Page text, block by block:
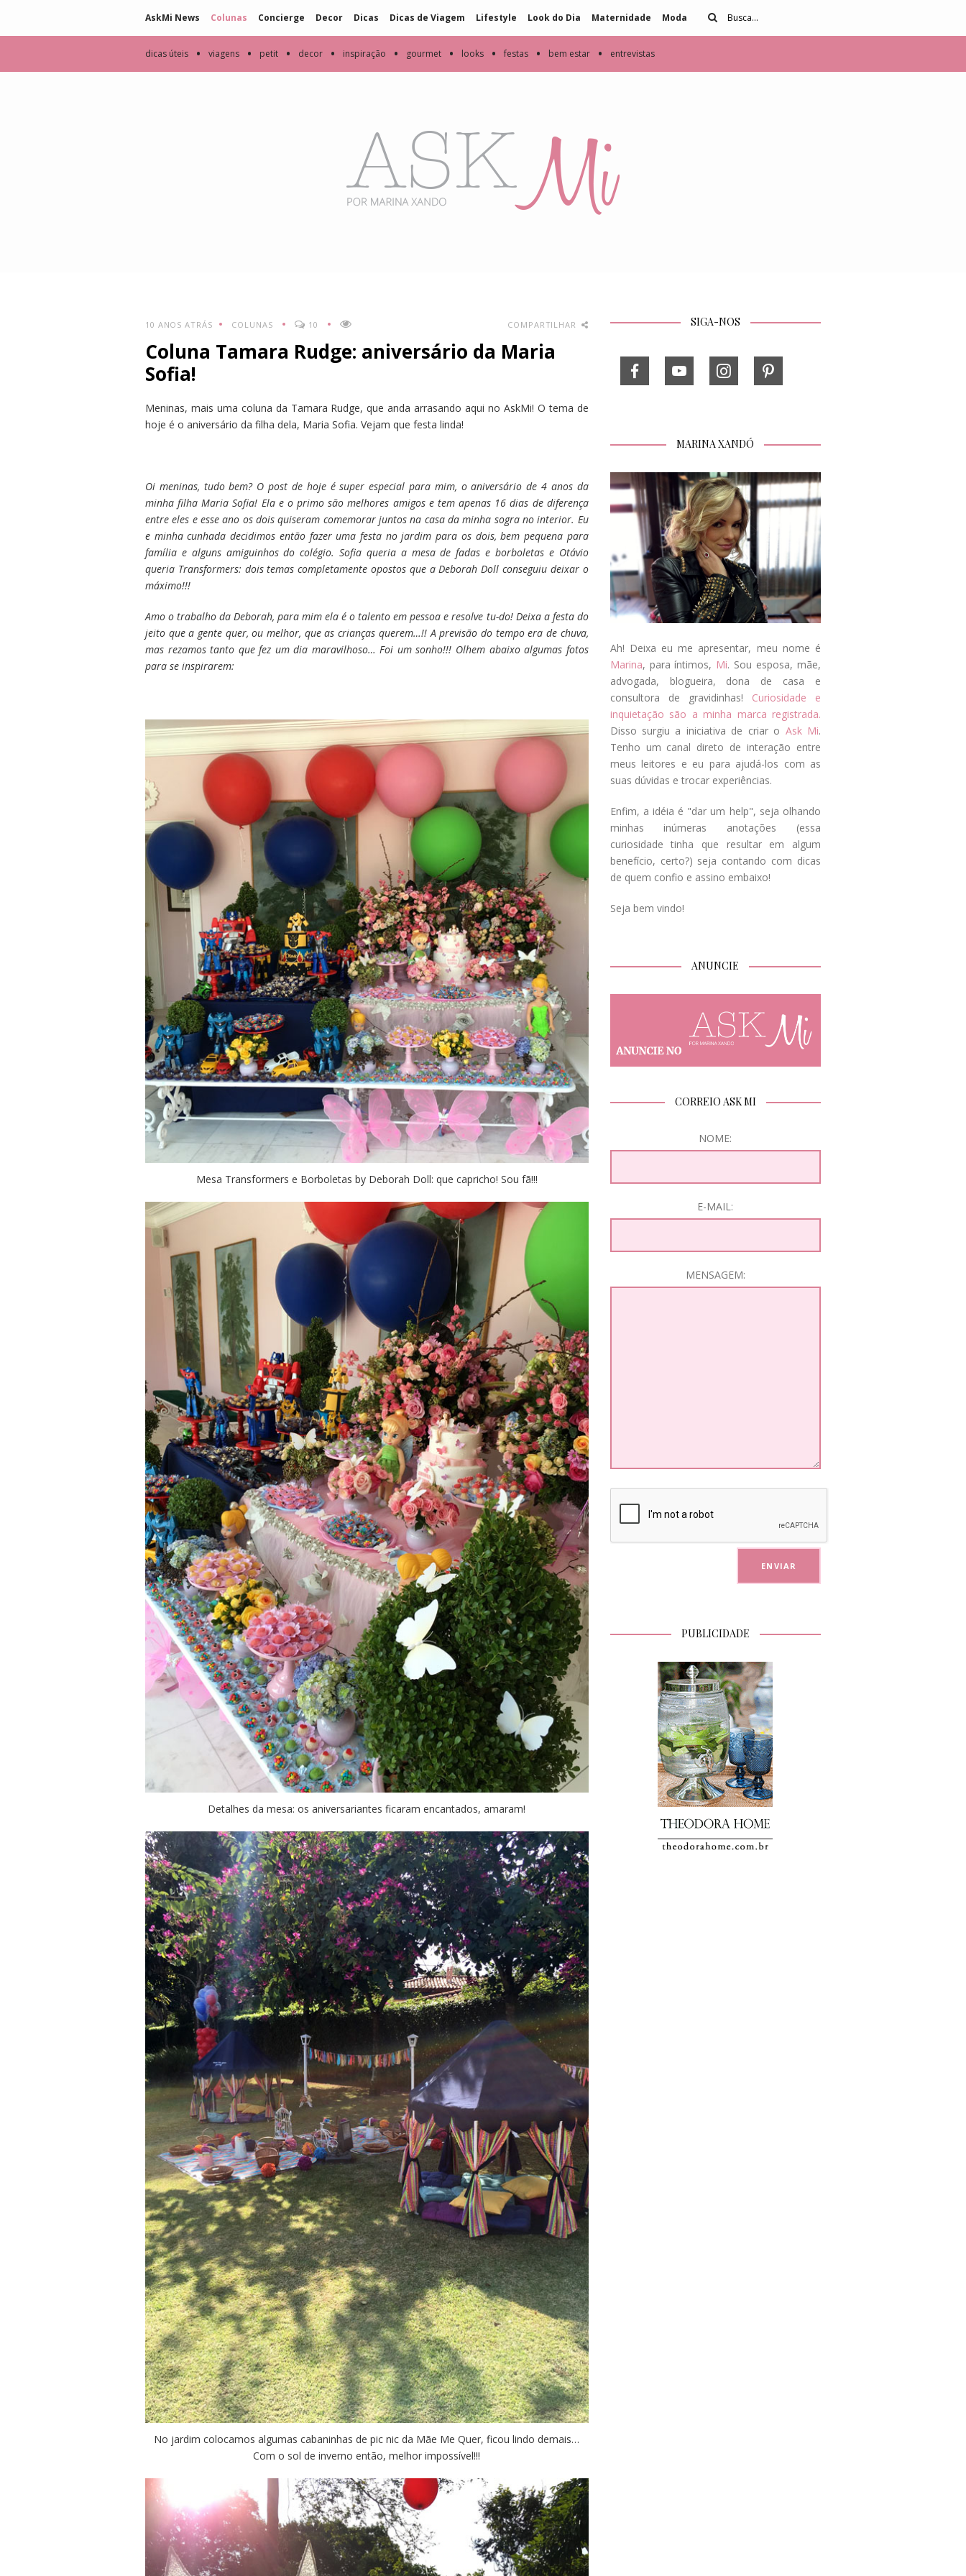
AskMi News Colunas Concierge Decor Dicas Dicas de Viagem Lifestyle Look do Dia Maternidade Moda
dicas úteis • viagens • petit • decor • inspiração • gourmet • looks • festas • bem estar • entrevistas
10 ANOS ATRÁS COLUNAS 10 COMPARTILHAR
Coluna Tamara Rudge: aniversário da Maria
Sofia!
Meninas, mais uma coluna da Tamara Rudge, que anda arrasando aqui no AskMi! O tema de
hoje é o aniversário da filha dela, Maria Sofia. Vejam que festa linda!
Oi meninas, tudo bem? O post de hoje é super especial para mim, o aniversário de 4 anos da
minha filha Maria Sofia! Ela e o primo são melhores amigos e tem apenas 16 dias de diferença
entre eles e esse ano os dois quiseram comemorar juntos na casa da minha sogra no interior. Eu
e minha cunhada decidimos então fazer uma festa no jardim para os dois, bem pequena para
família e alguns amiguinhos do colégio. Sofia queria a mesa de fadas e borboletas e Otávio
queria Transformers: dois temas completamente opostos que a Deborah Doll conseguiu deixar o
máximo!!!
Amo o trabalho da Deborah, para mim ela é o talento em pessoa e resolve tu-do! Deixa a festa do
jeito que a gente quer, ou melhor, que as crianças querem…!! A previsão do tempo era de chuva,
mas rezamos tanto que fez um dia maravilhoso… Foi um sonho!!! Olhem abaixo algumas fotos
para se inspirarem:
Mesa Transformers e Borboletas by Deborah Doll: que capricho! Sou fã!!!
Detalhes da mesa: os aniversariantes ficaram encantados, amaram!
No jardim colocamos algumas cabaninhas de pic nic da Mãe Me Quer, ficou lindo demais…
Com o sol de inverno então, melhor impossível!!!
SIGA-NOS
MARINA XANDÓ
Ah! Deixa eu me apresentar, meu nome é
Marina, para íntimos, Mi. Sou esposa, mãe,
advogada, blogueira, dona de casa e
consultora de gravidinhas! Curiosidade e
inquietação são a minha marca registrada.
Disso surgiu a iniciativa de criar o Ask Mi.
Tenho um canal direto de interação entre
meus leitores e eu para ajudá-los com as
suas dúvidas e trocar experiências.
Enfim, a idéia é "dar um help", seja olhando
minhas inúmeras anotações (essa
curiosidade tinha que resultar em algum
benefício, certo?) seja contando com dicas
de quem confio e assino embaixo!
Seja bem vindo!
ANUNCIE
CORREIO ASK MI
NOME:
E-MAIL:
MENSAGEM:
PUBLICIDADE